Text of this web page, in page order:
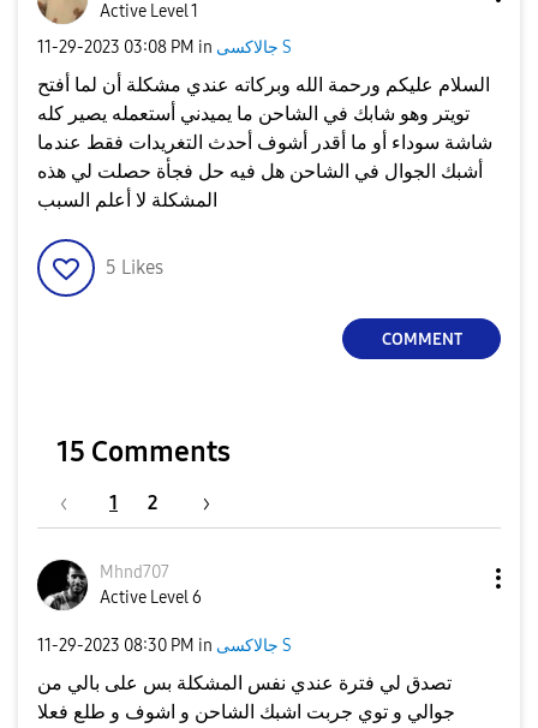
Active Level 1
‎11-29-2023 03:08 PM in جالاكسى S
السلام عليكم ورحمة الله وبركاته عندي مشكلة أن لما أفتح
تويتر وهو شابك في الشاحن ما يميدني أستعمله يصير كله
شاشة سوداء أو ما أقدر أشوف أحدث التغريدات فقط عندما
أشبك الجوال في الشاحن هل فيه حل فجأة حصلت لي هذه
5 Likes
COMMENT
15 Comments
1 2
Mhnd707
Active Level 6
‎11-29-2023 08:30 PM in جالاكسى S
تصدق لي فترة عندي نفس المشكلة بس على بالي من
جوالي و توي جربت اشبك الشاحن و اشوف و طلع فعلا